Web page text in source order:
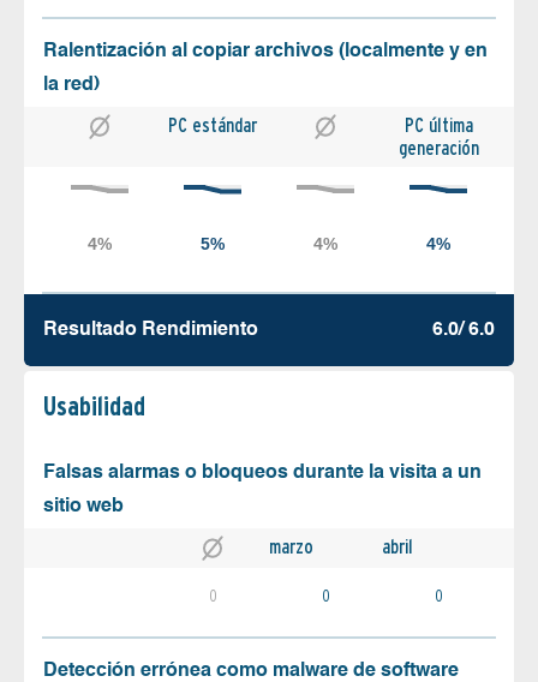
Ralentización al copiar archivos (localmente y en
la red)
PC estándar
PC última
generación
Resultado Rendimiento 6.0/ 6.0
Usabilidad
Falsas alarmas o bloqueos durante la visita a un
sitio web
marzo abril
0 0 0
Detección errónea como malware de software